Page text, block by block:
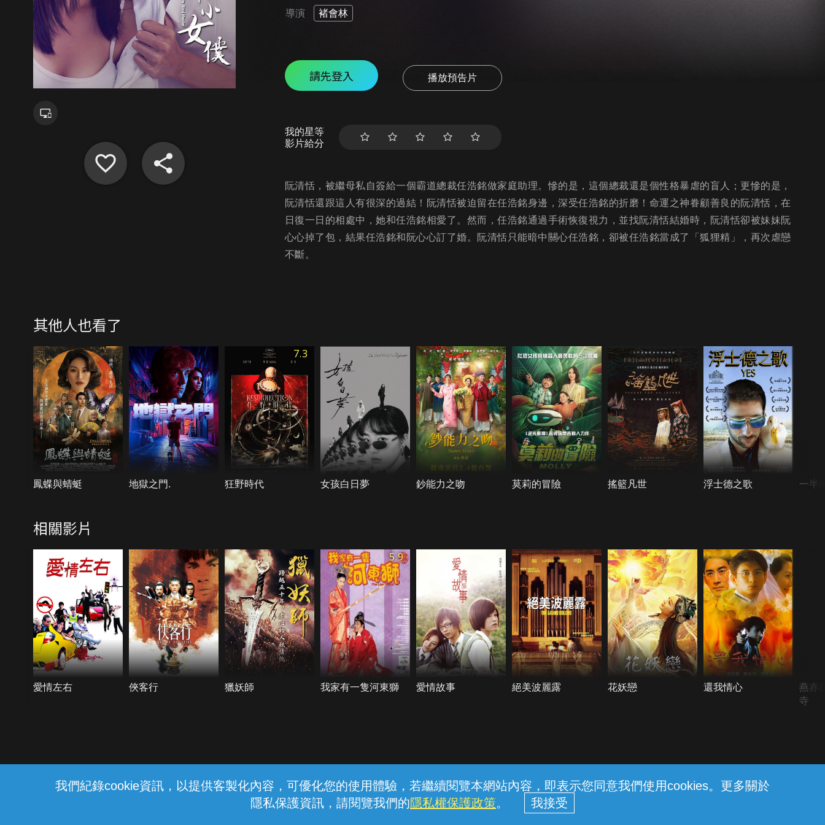
我們紀錄cookie資訊，以提供客製化內容，可優化您的使用體驗，若繼續閱覽本網站內容，即表示您同意我們使用cookies。更多關於
隱私保護資訊，請閱覽我們的隱私權保護政策。
導演 褚會林
請先登入 播放預告片
我的星等
影片給分
阮清恬，被繼母私自簽給一個霸道總裁任浩銘做家庭助理。慘的是，這個總裁還是個性格暴虐的盲人；更慘的是，
阮清恬還跟這人有很深的過結！阮清恬被迫留在任浩銘身邊，深受任浩銘的折磨！命運之神眷顧善良的阮清恬，在
日復一日的相處中，她和任浩銘相愛了。然而，任浩銘通過手術恢復視力，並找阮清恬結婚時，阮清恬卻被妹妹阮
心心掉了包，結果任浩銘和阮心心訂了婚。阮清恬只能暗中關心任浩銘，卻被任浩銘當成了「狐狸精」，再次虐戀
不斷。
其他人也看了
鳳蝶與蜻蜓 地獄之門.
7.3
狂野時代 女孩白日夢 鈔能力之吻 莫莉的冒險 搖籃凡世 浮士德之歌 一半
相關影片
愛情左右 俠客行 獵妖師
5.9
我家有一隻河東獅 愛情故事 絕美波麗露 花妖戀 還我情心
燕赤
寺
線上客服 服務條款 隱私權保護
中華電信股份有限公司個人家庭分公司 (統一編號：96979949) © 2026